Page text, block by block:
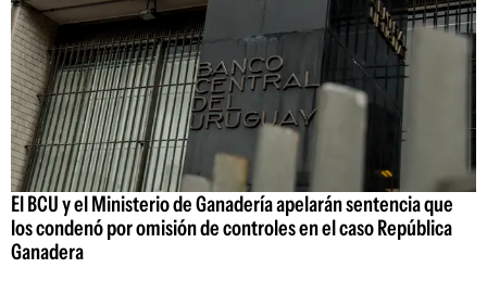
El BCU y el Ministerio de Ganadería apelarán sentencia que
los condenó por omisión de controles en el caso República
Ganadera